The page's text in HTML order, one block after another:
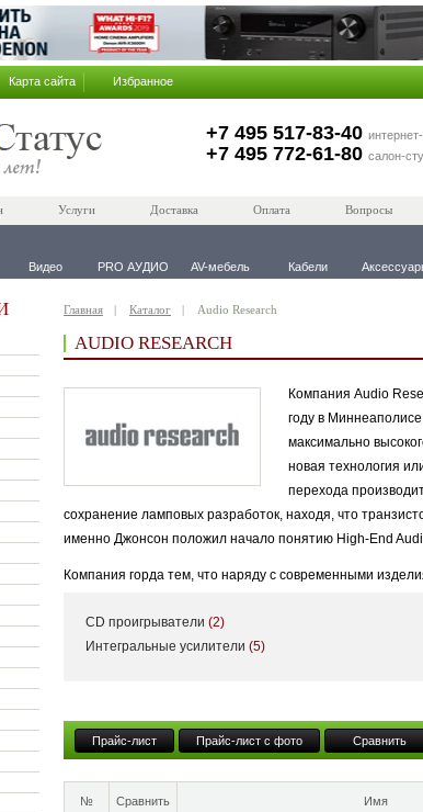
Карта сайта Избранное
+7 495 517-83-40
+7 495 772-61-80 салон-
Услуги Доставка Оплата Вопросы
Видео PRO АУДИО AV-мебель Кабели
Главная Каталог Audio Research
AUDIO RESEARCH
Компания Audio
году в
максимально
новая технология
перехода
сохранение ламповых разработок, находя, что
именно Джонсон положил начало понятию High-End
Компания горда тем, что наряду с современными
CD проигрыватели (2)
Интегральные усилители (5)
Прайс-лист Прайс-лист с фото Сравнить
№ Сравнить Имя